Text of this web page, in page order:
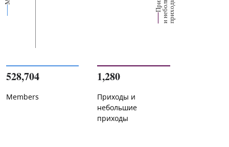
х
ь
ы
528,704
Members
1,280
Приходы и
небольшие
приходы